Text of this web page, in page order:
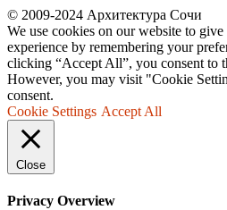
© 2009-2024 Архитектура Сочи
We use cookies on our website to
experience by remembering your
clicking “Accept All”, you consent to
However, you may visit "Cookie
consent.
Cookie Settings Accept All
Close
Privacy Overview